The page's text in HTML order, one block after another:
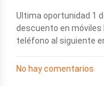
Ultima oportunidad 1
descuento en móviles
teléfono al siguiente
No hay comentarios